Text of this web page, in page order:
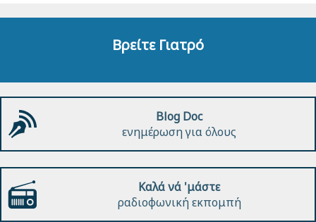
Βρείτε Γιατρό
Blog Doc
ενημέρωση για όλους
Καλά νά 'μάστε
ραδιοφωνική εκπομπή